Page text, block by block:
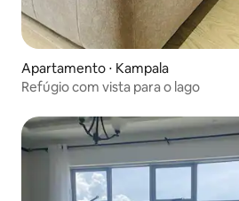
Apartamento ⋅ Kampala
Refúgio com vista para o lago